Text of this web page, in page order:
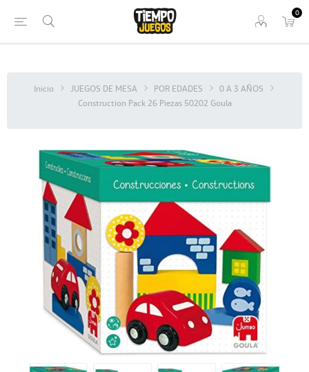
0
Inicio JUEGOS DE MESA POR EDADES
0 A 3 AÑOS
Construction Pack 26 Piezas 50202 Goula